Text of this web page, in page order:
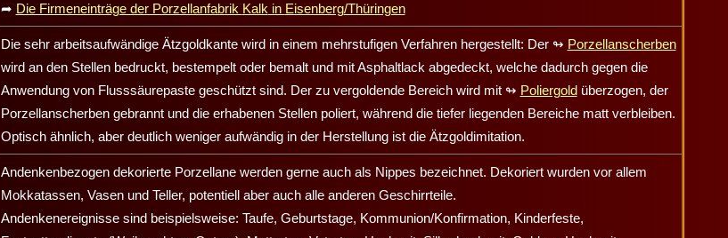
➦ Die Firmeneinträge der Porzellanfabrik Kalk in Eisenberg/Thüringen
Die sehr arbeitsaufwändige Ätzgoldkante wird in einem mehrstufigen Verfahren hergestellt: Der ↬ Porzellanscherben
wird an den Stellen bedruckt, bestempelt oder bemalt und mit Asphaltlack abgedeckt, welche dadurch gegen die
Anwendung von Flusssäurepaste geschützt sind. Der zu vergoldende Bereich wird mit ↬ Poliergoldüberzogen, der
Porzellanscherben gebrannt und die erhabenen Stellen poliert, während die tiefer liegenden Bereiche matt verbleiben.
Optisch ähnlich, aber deutlich weniger aufwändig in der Herstellung ist die Ätzgoldimitation.
Andenkenbezogen dekorierte Porzellane werden gerne auch als Nippes bezeichnet. Dekoriert wurden vor allem
Mokkatassen, Vasen und Teller, potentiell aber auch alle anderen Geschirrteile.
Andenkenereignisse sind beispielsweise: Taufe, Geburtstage, Kommunion/Konfirmation, Kinderfeste,